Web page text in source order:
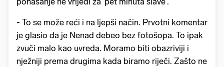
- To se može reći i na ljepši način. Prvotni komentar
je glasio da je Nenad debeo bez fotošopa. To ipak
zvuči malo kao uvreda. Moramo biti obazriviji i
nježniji prema drugima kada biramo riječi. Zašto ne